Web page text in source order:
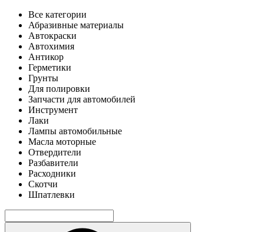
Все категории
Абразивные материалы
Автокраски
Автохимия
Антикор
Герметики
Грунты
Для полировки
Запчасти для автомобилей
Инструмент
Лаки
Лампы автомобильные
Масла моторные
Отвердители
Разбавители
Расходники
Скотчи
Шпатлевки